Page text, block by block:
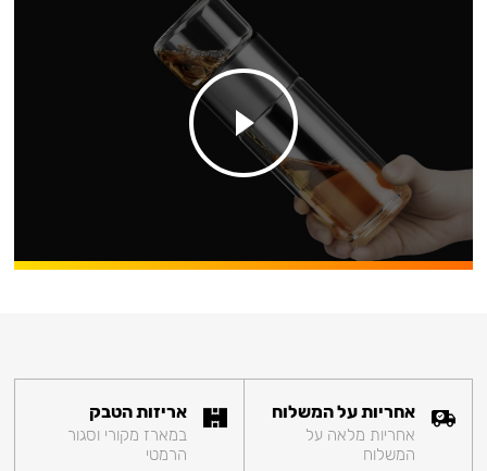
אחריות על המשלוח
אחריות מלאה על
המשלוח
אריזות הטבק
במארז מקורי וסגור
הרמטי